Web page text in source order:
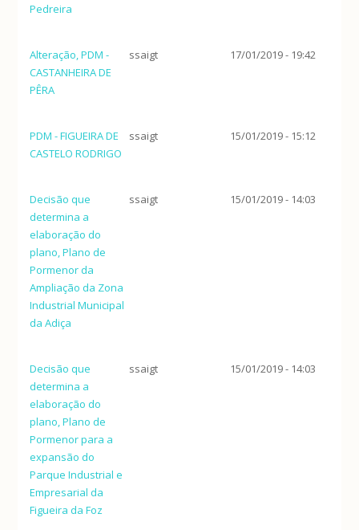
Pedreira
Alteração, PDM -
CASTANHEIRA DE
PÊRA
ssaigt 17/01/2019 - 19:42
PDM - FIGUEIRA DE
CASTELO RODRIGO
ssaigt 15/01/2019 - 15:12
Decisão que
determina a
elaboração do
plano, Plano de
Pormenor da
Ampliação da Zona
Industrial Municipal
da Adiça
ssaigt 15/01/2019 - 14:03
Decisão que
determina a
elaboração do
plano, Plano de
Pormenor para a
expansão do
Parque Industrial e
Empresarial da
Figueira da Foz
ssaigt 15/01/2019 - 14:03